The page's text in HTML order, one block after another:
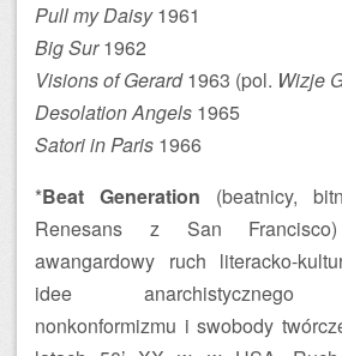
Pull my Daisy1961
Big Sur1962
Visions of Gerard1963 (pol. Wizje
Desolation Angels 1965
Satori in Paris 1966
*Beat Generation (beatnicy,
Renesans z San
awangardowy ruch literacko-
idee anarchistycznego
nonkonformizmu i swobody